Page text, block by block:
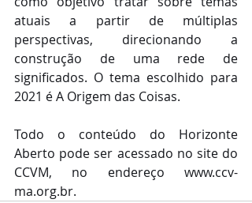
atuais a partir de múltiplas
perspectivas, direcionando a
construção de uma rede de
significados. O tema escolhido para
2021 é A Origem das Coisas.
Todo o conteúdo do Horizonte
Aberto pode ser acessado no site do
CCVM, no endereço www.ccv-
ma.org.br.